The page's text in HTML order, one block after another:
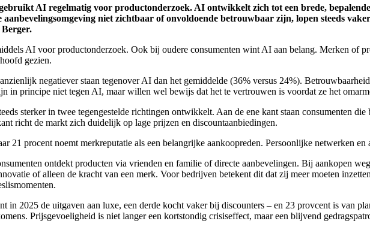
AI regelmatig voor productonderzoek. AI ontwikkelt zich tot een brede,
niet zichtbaar of onvoldoende betrouwbaar zijn, lopen steeds
AI voor productonderzoek. Ook bij oudere consumenten wint AI aan belang. Merken of
gezien.
negatiever staan tegenover AI dan het gemiddelde (36% versus 24%).
in principe niet tegen AI, maar willen wel bewijs dat het te vertrouwen is voordat ze het
sterker in twee tegengestelde richtingen ontwikkelt. Aan de ene kant staan consumenten
richt de markt zich duidelijk op lage prijzen en discountaanbiedingen.
21 procent noemt merkreputatie als een belangrijke aankoopreden. Persoonlijke netwerken
ontdekt producten via vrienden en familie of directe aanbevelingen. Bij aankopen
of alleen de kracht van een merk. Voor bedrijven betekent dit dat zij meer moeten
in 2025 de uitgaven aan luxe, een derde kocht vaker bij discounters – en 23 provcent is van
Prijsgevoeligheid is niet langer een kortstondig crisiseffect, maar een blijvend